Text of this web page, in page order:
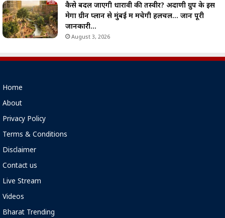
कैसे बदल जाएगी धारावी की तस्वीर? अदाणी ग्रुप के इस
मेगा ग्रीन प्लान से मुंबई में मचेगी हलचल… जानें पूरी
जानकारी…
August 3, 2026
Home
About
Privacy Policy
Terms & Conditions
Disclaimer
Contact us
Live Stream
Videos
Bharat Trending